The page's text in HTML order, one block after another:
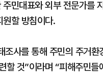
민대표와 외부 전문가를
원할 방침이다.
조사를 통해 주민의 주거
할 것”이라며 “피해주민